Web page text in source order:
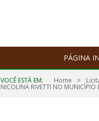
PÁGINA
VOCÊ ESTÁ EM: Home »
NICOLINA RIVETTI NO MUNICÍPIO